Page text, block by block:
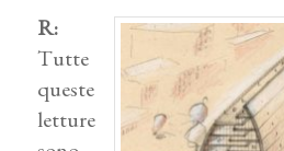
R:
Tutte
queste
letture